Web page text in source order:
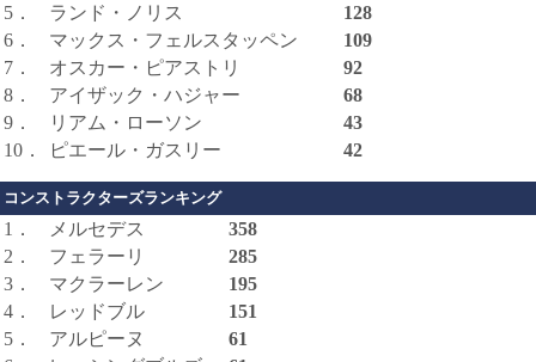
5．
ランド・ノリス
128
6．
マックス・フェルスタッペン
109
7．
オスカー・ピアストリ
92
8．
アイザック・ハジャー
68
9．
リアム・ローソン
43
10．
ピエール・ガスリー 42
コンストラクターズランキング
1． メルセデス
358
2．
フェラーリ
285
3．
マクラーレン
195
4．
レッドブル
151
5．
アルピーヌ
61